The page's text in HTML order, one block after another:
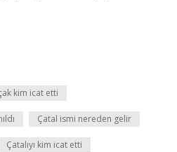
kim icat etti
Çatal ismi nereden gelir
Çatalıyı kim icat etti